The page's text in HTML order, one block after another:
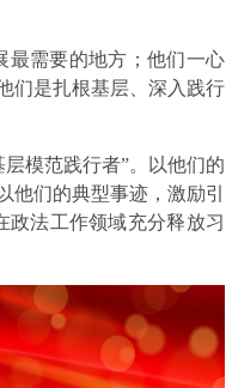
最需要的地方；他们一心
们是扎根基层、深入践行
模范践行者”。以他们的
他们的典型事迹，激励引
政法工作领域充分释放习